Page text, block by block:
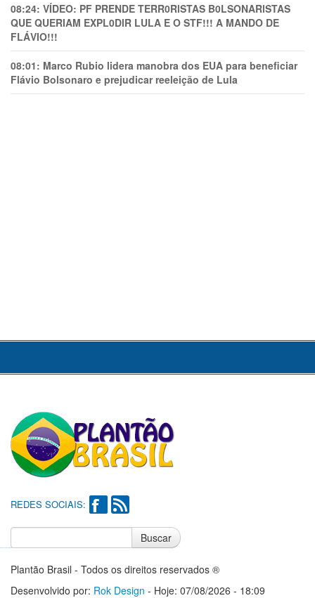
08:24: VÍDEO: PF PRENDE TERR0RlSTAS B0LSONARlSTAS
QUE QUERIAM EXPL0DlR LULA E O STF!!! A MANDO DE
FLÁVIO!!!
08:01: Marco Rubio lidera manobra dos EUA para beneficiar
Flávio Bolsonaro e prejudicar reeleição de Lula
REDES SOCIAIS:
Buscar
Plantão Brasil - Todos os direitos reservados ®
Desenvolvido por: Rok Design - Hoje: 07/08/2026 - 18:09